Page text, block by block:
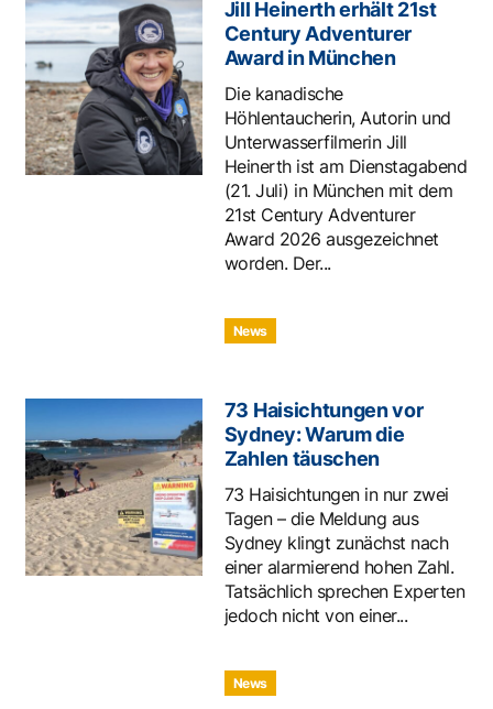
Jill Heinerth erhält 21st
Century Adventurer
Award in München
Die kanadische
Höhlentaucherin, Autorin und
Unterwasserfilmerin Jill
Heinerth ist am Dienstagabend
(21. Juli) in München mit dem
21st Century Adventurer
Award 2026 ausgezeichnet
worden. Der...
News
73 Haisichtungen vor
Sydney: Warum die
Zahlen täuschen
73 Haisichtungen in nur zwei
Tagen – die Meldung aus
Sydney klingt zunächst nach
einer alarmierend hohen Zahl.
Tatsächlich sprechen Experten
jedoch nicht von einer...
News